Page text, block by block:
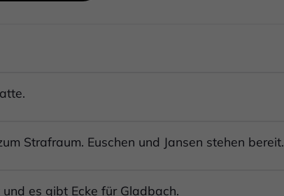
Strafraum. Euschen und Jansen stehen bereit.
es gibt Ecke für Gladbach.